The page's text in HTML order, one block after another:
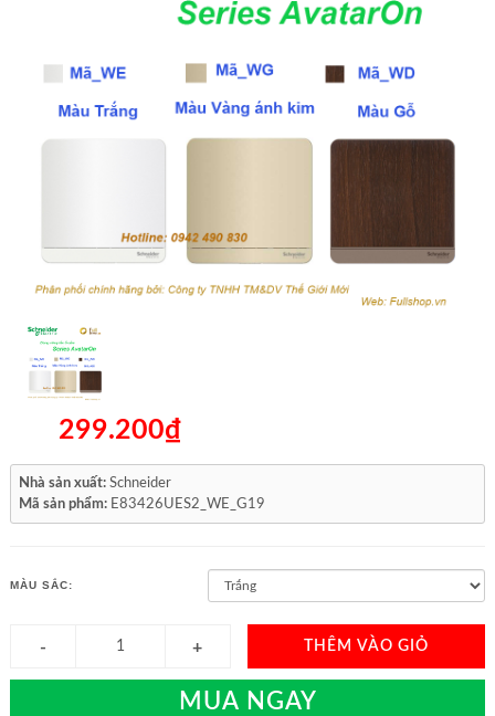
299.200₫
Nhà sản xuất: Schneider
Mã sản phẩm: E83426UES2_WE_G19
MÀU SẮC:
THÊM VÀO GIỎ
MUA NGAY